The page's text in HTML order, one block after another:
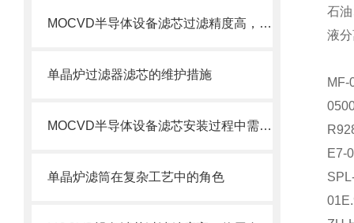
MOCVD半导体设备滤芯过滤精度高，使用寿命长
单晶炉过滤器滤芯的维护措施
MOCVD半导体设备滤芯安装过程中需要注意的几个关键步骤
单晶炉滤筒在复杂工艺中的角色
石
液
MF-
E7-